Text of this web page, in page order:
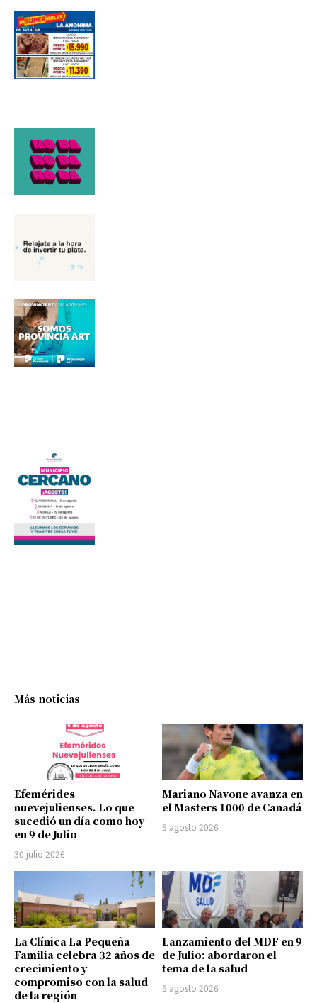
Más noticias
Efemérides
nuevejulienses. Lo que
sucedió un día como hoy
en 9 de Julio
30 julio 2026
Mariano Navone avanza en
el Masters 1000 de Canadá
5 agosto 2026
La Clínica La Pequeña
Familia celebra 32 años de
crecimiento y
compromiso con la salud
de la región
Lanzamiento del MDF en 9
de Julio: abordaron el
tema de la salud
5 agosto 2026